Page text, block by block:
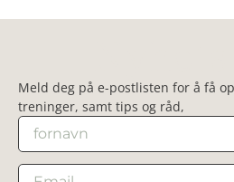
Meld deg på e-postlisten for å få
treninger, samt tips og råd,